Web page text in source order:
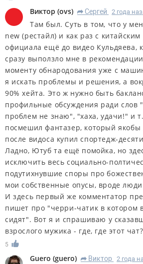
Виктор (ovs) R Сергей 2 года
Там был. Суть в том, что у
new (рестайл) и как раз с
официала ещё до видео Кульдяева,
сразу выползло мне в
моменту обнародования уже с
я искать проблемы и решения, а
90% хейта. Это ж нужно быть
профильные обсуждения ради слов
проблем не знаю", "хаха, удачи!" и
посмешил фантазер, который якобы
после видоса купил спортедж-
Ладно, Ютуб та ещё помойка, но
исключить весь социально-
подутихнувшие споры про
мои собственные опусы, вроде
И здесь первый же комментатор
пишет про "черри-чатик в котором
сидят". Вот я и спрашиваю у
взрослого мужика - где, где этот
5
Guero (guero) R Виктор 2 года